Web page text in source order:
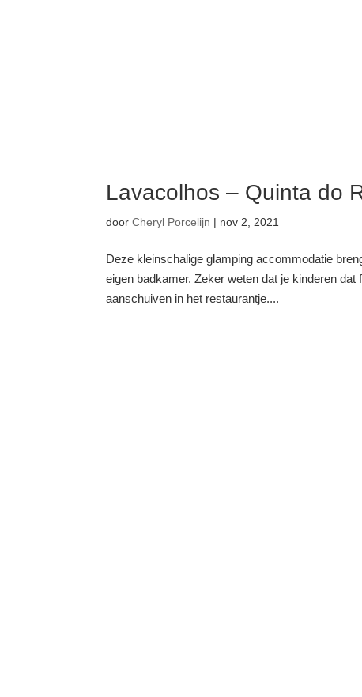
Lavacolhos – Quinta do
doorCheryl Porcelijn | nov 2, 2021
Deze kleinschalige glamping accommodatie
eigen badkamer. Zeker weten dat je kinderen
aanschuiven in het restaurantje....